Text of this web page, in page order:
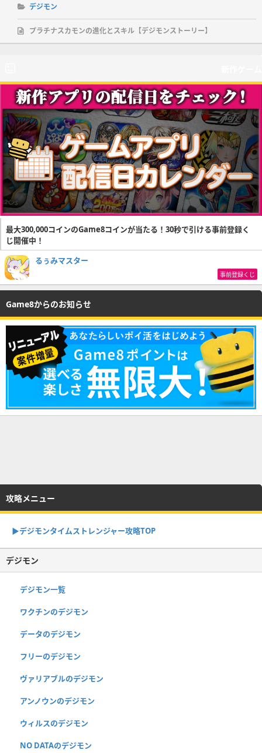
デジモン
プラチナスカモンの進化とスキル【デジモンストーリー】
最大300,000コインのGame8コインが当たる！30秒で引ける事前登録く
じ開催中！
るぅみマスター
事前登録くじ
Game8からのお知らせ
攻略メニュー
▶︎デジモンタイムストレンジャー攻略TOP
デジモン
デジモン一覧
ワクチンのデジモン
データのデジモン
フリーのデジモン
ヴァリアブルのデジモン
アンノウンのデジモン
ウィルスのデジモン
NO DATAのデジモン